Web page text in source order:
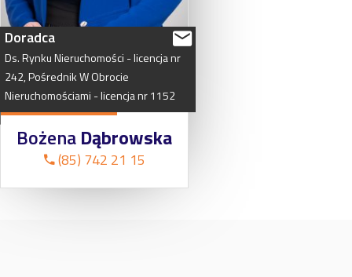
Doradca
Ds.RynkuNieruchomości -licencjanr
242,PośrednikWObrocie
Nieruchomościami -licencjanr1152
BożenaDąbrowska
(85) 742 21 15